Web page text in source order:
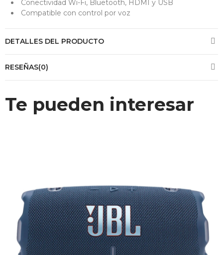
Conectividad Wi-Fi, Bluetooth, HDMI y USB
Compatible con control por voz
DETALLES DEL PRODUCTO
RESEÑAS(0)
Te pueden interesar